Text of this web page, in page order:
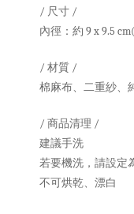
/ 尺寸 /
內徑：約 9 x 9.5
/ 材質 /
棉麻布、二重紗、
/ 商品清理 /
建議手洗
若要機洗，請設定
不可烘乾、漂白